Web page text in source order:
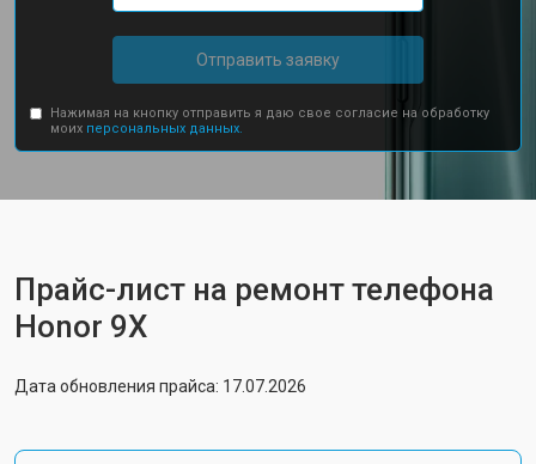
Отправить заявку
Нажимая на кнопку отправить я даю свое согласие на обработку
моих персональных данных.
Прайс-лист на ремонт телефона
Honor 9X
Дата обновления прайса: 17.07.2026